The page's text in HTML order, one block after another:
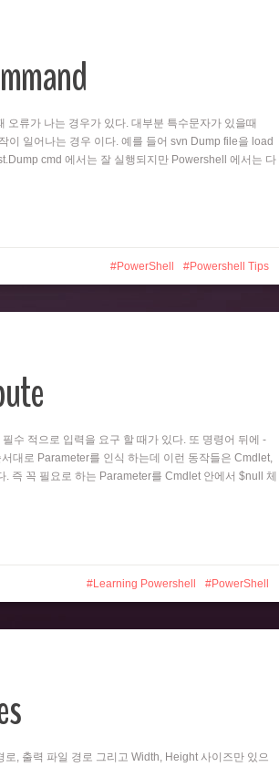
류가 나는 경우가 있다. 대부분 특수문자가 있을때
이 일어나는 경우 이다. 예를 들어 svn Dump file을 load
cmd 에서는 잘 실행되지만 Powershell 에서는 다
PowerShell Powershell Tips
수 적으로 입력을 요구 할 때가 있다. 또 명령어 뒤에 -
대로 Parameter를 인식 하는데 이런 동작들은 Cmdlet,
즉 꼭 필요로 하는 Parameter를 Cmdlet 안에서 $null 체
Learning Powershell PowerShell
, 출력 파일 경로 그리고 Width, Height 사이즈만 있으